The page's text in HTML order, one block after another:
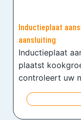
Inductieplaat
aansluiting
Inductieplaat
plaatst
controleert uw